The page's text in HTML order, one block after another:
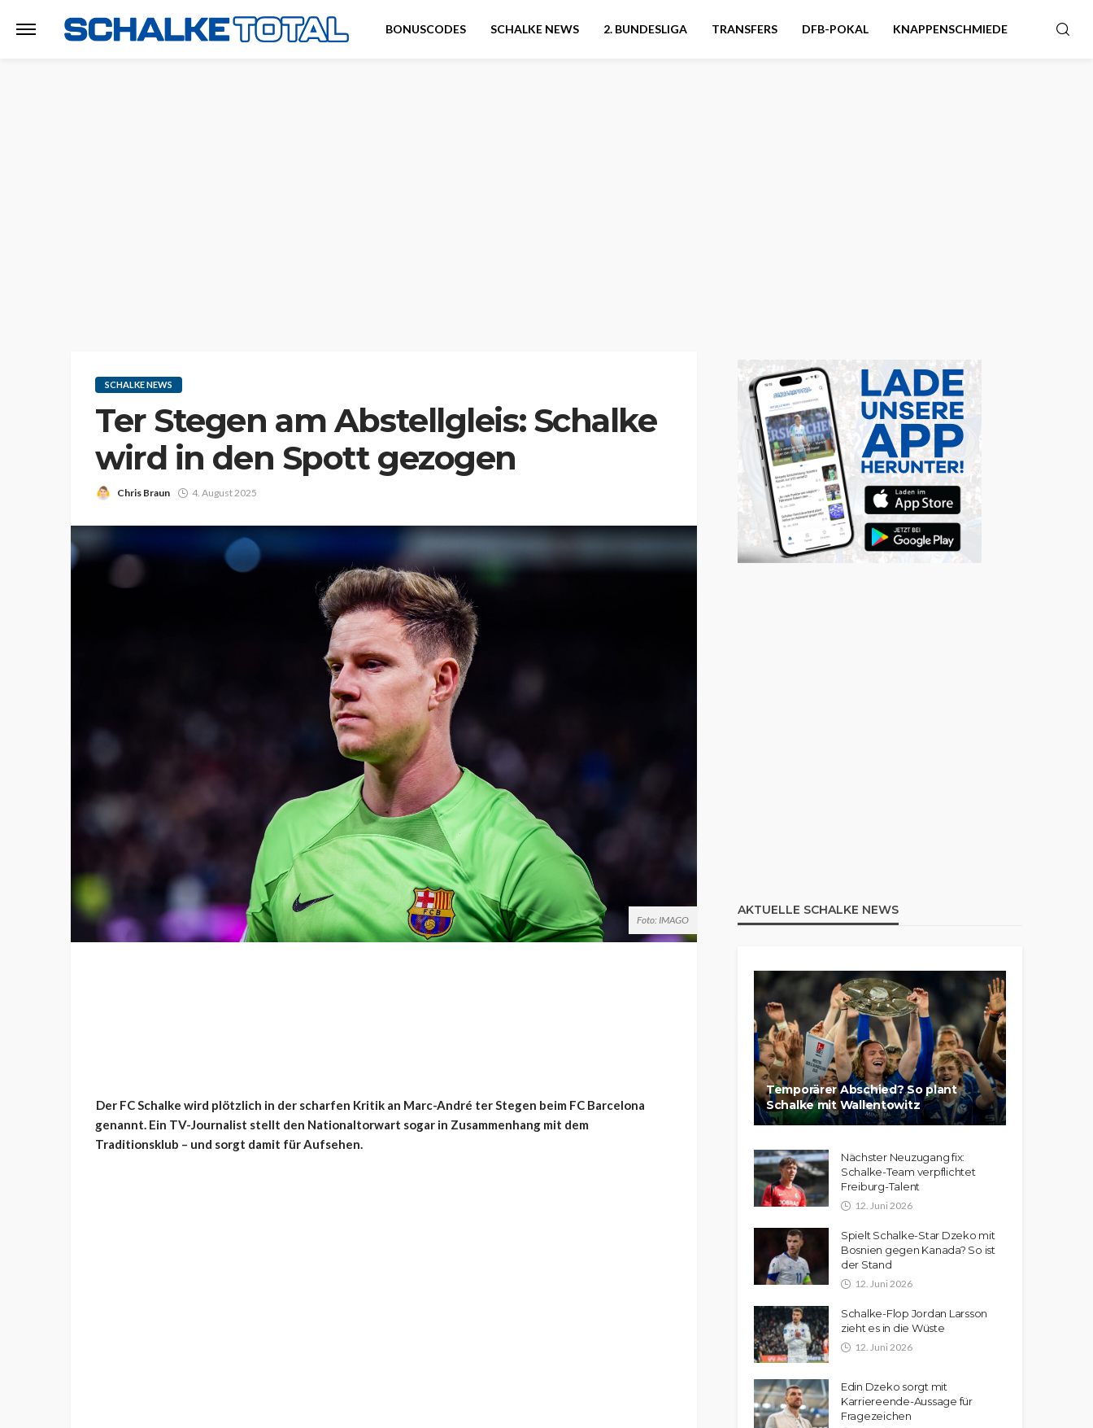
BONUSCODES SCHALKE NEWS 2. BUNDESLIGA TRANSFERS DFB-POKAL KNAPPENSCHMIEDE
SCHALKE NEWS
Ter Stegen am Abstellgleis: Schalke
wird in den Spott gezogen
Chris Braun 4. August 2025
Foto: IMAGO
Der FC Schalke wird plötzlich in der scharfen Kritik an Marc-André ter Stegen beim FC Barcelona
genannt. Ein TV-Journalist stellt den Nationaltorwart sogar in Zusammenhang mit dem
Traditionsklub – und sorgt damit für Aufsehen.
AKTUELLE SCHALKE NEWS
Temporärer Abschied? So plant
Schalke mit Wallentowitz
Nächster Neuzugang fix:
Schalke-Team verpflichtet
Freiburg-Talent
12. Juni 2026
Spielt Schalke-Star Dzeko mit
Bosnien gegen Kanada? So ist
der Stand
12. Juni 2026
Schalke-Flop Jordan Larsson
zieht es in die Wüste
12. Juni 2026
Edin Dzeko sorgt mit
Karriereende-Aussage für
Fragezeichen